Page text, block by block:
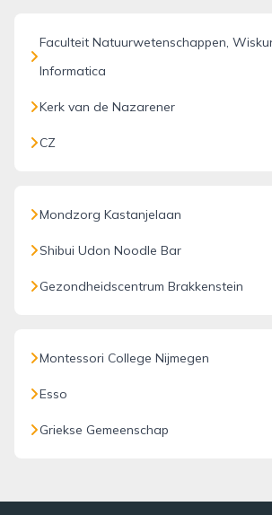
Faculteit Natuurwetenschappen,
Informatica
Kerk van de Nazarener
CZ
Mondzorg Kastanjelaan
Shibui Udon Noodle Bar
Gezondheidscentrum Brakkenstein
Montessori College Nijmegen
Esso
Griekse Gemeenschap